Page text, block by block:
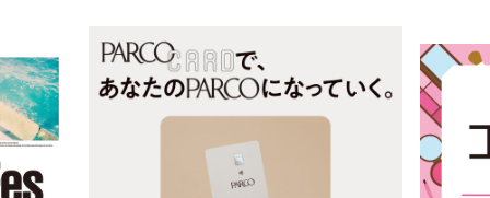
レストラン・カフェ
TAX FREE
PARCOメンバーズ
ภาษาไทย
日本語